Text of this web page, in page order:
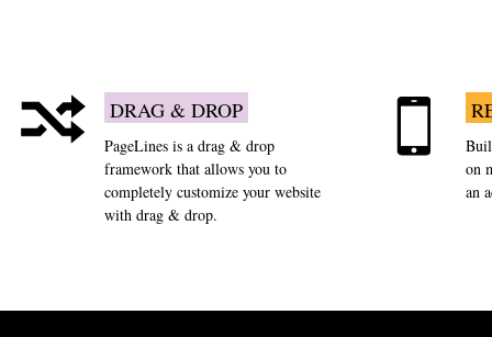
DRAG & DROP
PageLines is a drag & drop
framework that allows you to
completely customize your website
with drag & drop.
on
an